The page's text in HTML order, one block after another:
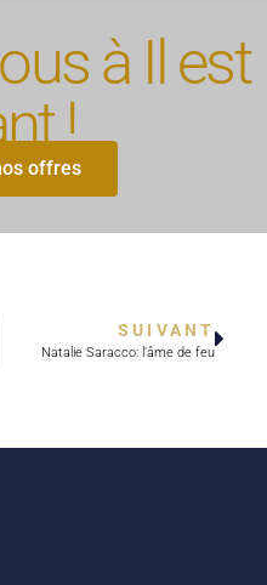
à Il est
!
offres
SUIVANT
Natalie Saracco: l’âme de feu